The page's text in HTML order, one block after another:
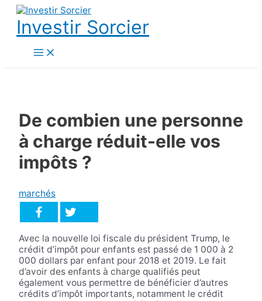
Aller
contenu
Investir Sorcier
Main
Menu
De combien une personne
à charge réduit-elle vos
impôts ?
marchés
Avec la nouvelle loi fiscale du président Trump, le
crédit d’impôt pour enfants est passé de 1 000 à 2
000 dollars par enfant pour 2018 et 2019. Le fait
d’avoir des enfants à charge qualifiés peut
également vous permettre de bénéficier d’autres
crédits d’impôt importants, notamment le crédit